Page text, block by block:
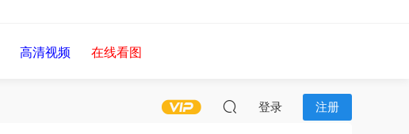
高清视频 在线看图
登录 注册